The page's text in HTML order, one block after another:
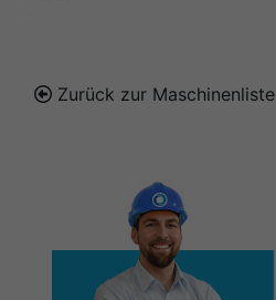
Zurück zur Maschinenliste